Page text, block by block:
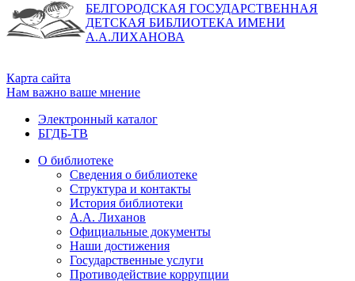
БЕЛГОРОДСКАЯ ГОСУДАРСТВЕННАЯ
ДЕТСКАЯ БИБЛИОТЕКА ИМЕНИ
А.А.ЛИХАНОВА
Карта сайта
Нам важно ваше мнение
Электронный каталог
БГДБ-ТВ
О библиотеке
Сведения о библиотеке
Структура и контакты
История библиотеки
А.А. Лиханов
Официальные документы
Наши достижения
Государственные услуги
Противодействие коррупции